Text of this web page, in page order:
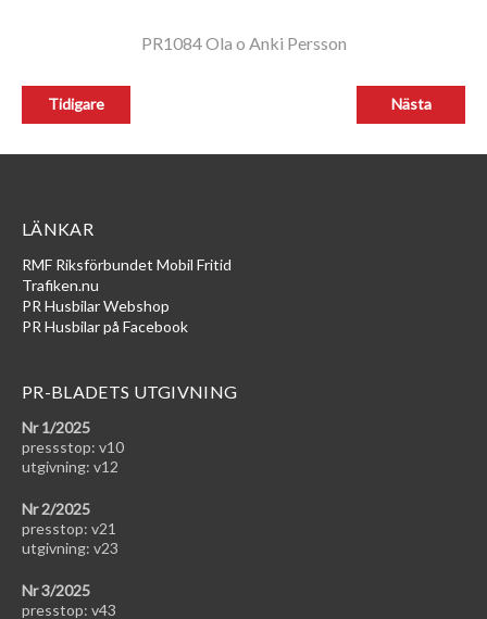
PR1084 Ola o Anki Persson
LÄNKAR
RMF Riksförbundet Mobil Fritid
Trafiken.nu
PR Husbilar Webshop
PR Husbilar på Facebook
PR-BLADETS UTGIVNING
Nr 1/2025
pressstop: v10
utgivning: v12
Nr 2/2025
presstop: v21
utgivning: v23
Nr 3/2025
presstop: v43